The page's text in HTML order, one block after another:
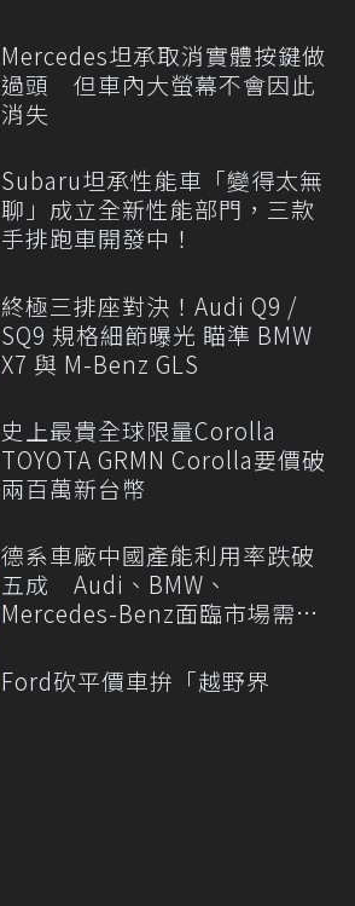
Mercedes坦承取消實體按鍵做
過頭 但車內大螢幕不會因此
消失
Subaru坦承性能車「變得太無
聊」成立全新性能部門，三款
手排跑車開發中！
終極三排座對決！Audi Q9 /
SQ9 規格細節曝光 瞄準 BMW
X7 與 M-Benz GLS
史上最貴全球限量Corolla
TOYOTA GRMN Corolla要價破
兩百萬新台幣
德系車廠中國產能利用率跌破
五成 Audi、BMW、
Mercedes-Benz面臨市場需求
Ford砍平價車拚「越野界